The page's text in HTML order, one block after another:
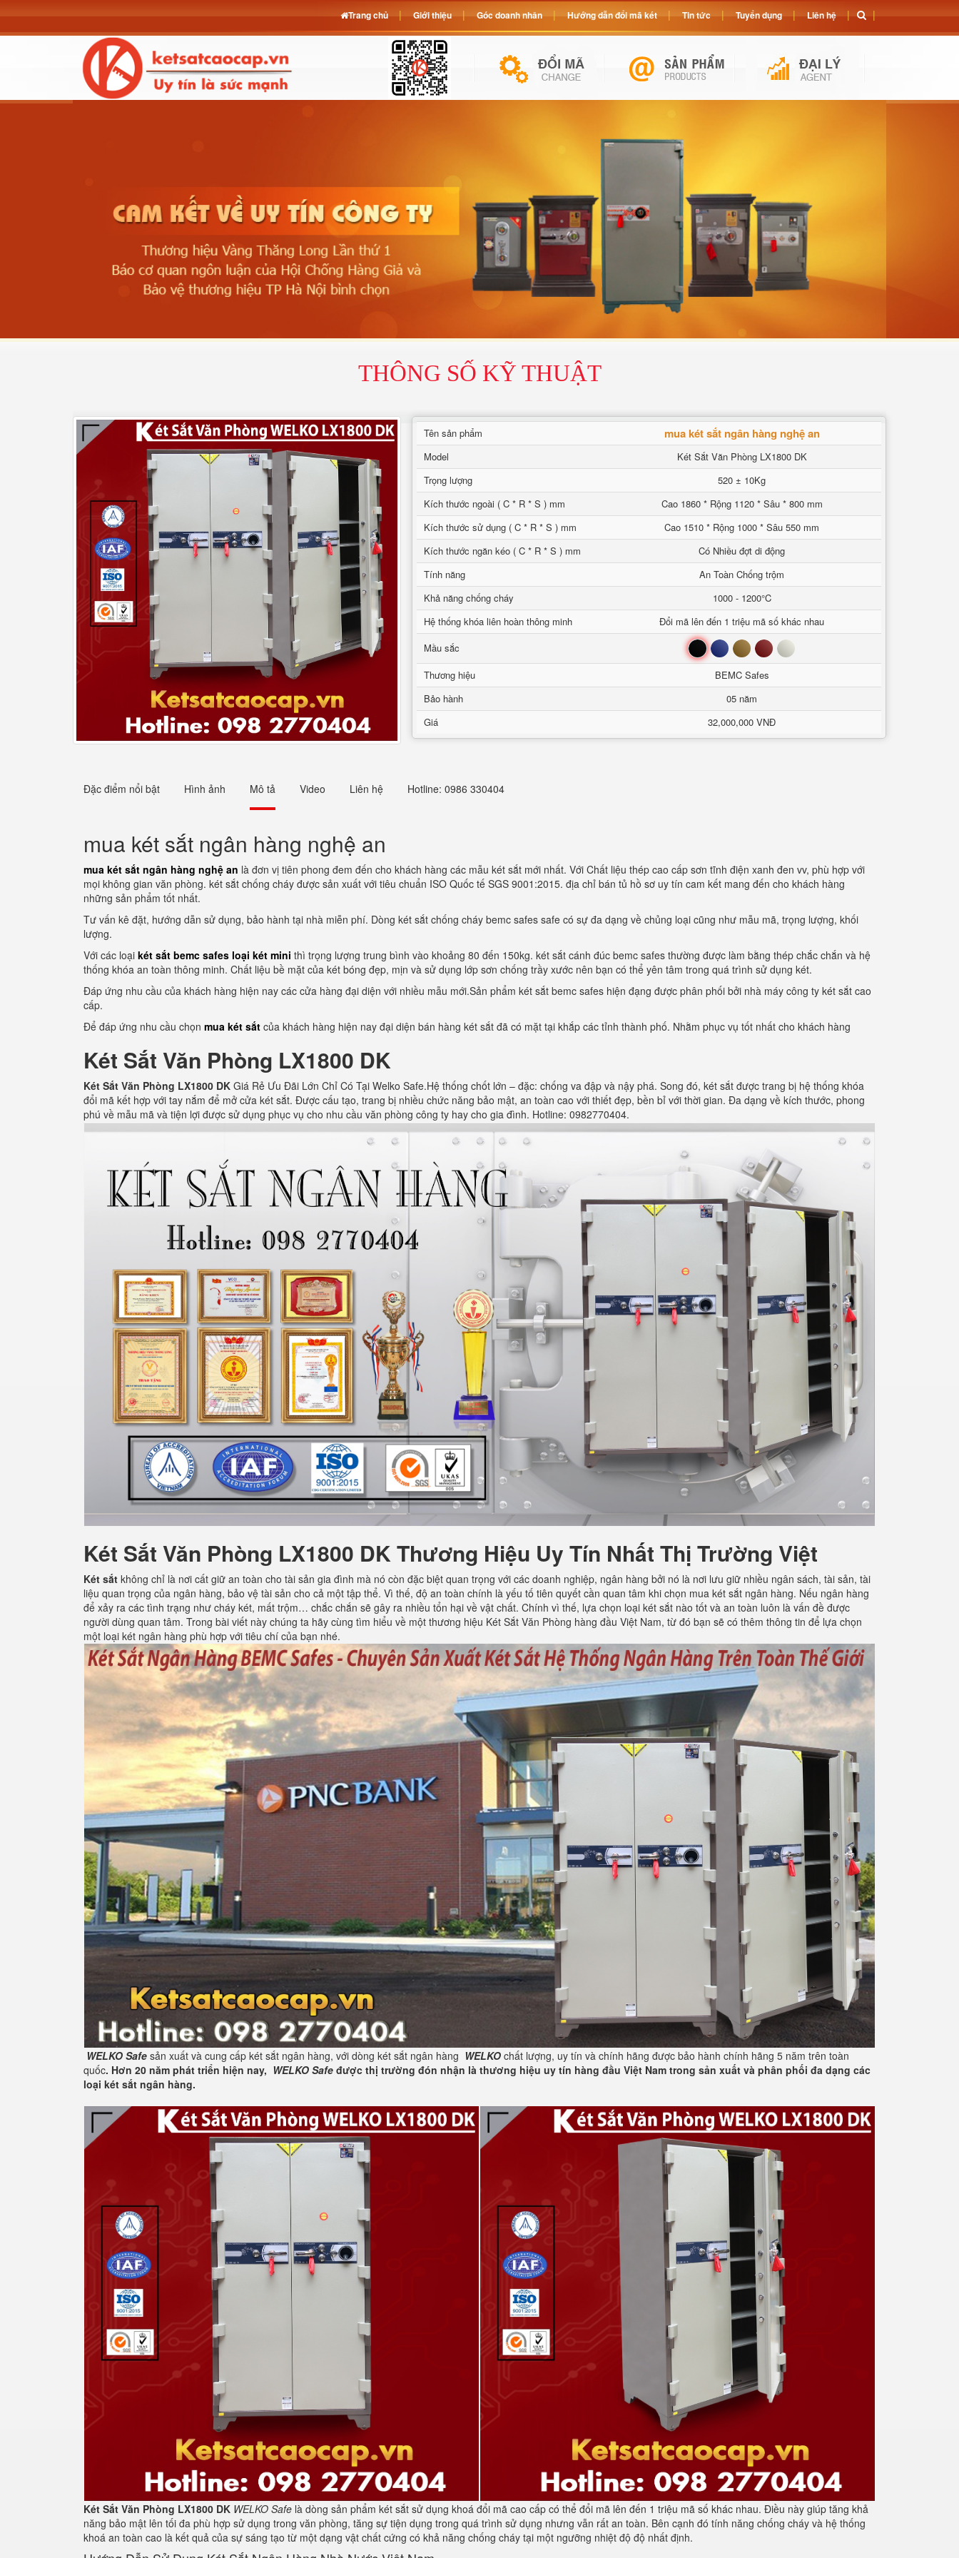
THÔNG SỐ KỸ THUẬT
Tên sản phẩm mua két sắt ngân hàng nghệ an
Model
Két Sắt Văn Phòng LX1800 DK
Trọng lượng
520 ± 10Kg
Kích thước ngoài ( C * R * S ) mm
Cao 1860 * Rộng 1120 * Sâu * 800 mm
Kích thước sử dụng ( C * R * S ) mm
Cao 1510 * Rộng 1000 * Sâu 550 mm
Kích thước ngăn kéo ( C * R * S ) mm
Có Nhiều đợt di động
Tính năng
An Toàn Chống trộm
Khả năng chống cháy
1000 - 1200°C
Hệ thống khóa liên hoàn thông minh
Đổi mã lên đến 1 triệu mã số khác nhau
Mầu sắc
Đen Xanh Nâu Đỏ Trắng
Thương hiệu
BEMC Safes
Bảo hành
05 năm
Giá
32,000,000 VNĐ
Đặc điểm nổi bật Hình ảnh Mô tả Video Liên hệ Hotline: 0986 330404
mua két sắt ngân hàng nghệ an
mua két sắt ngân hàng nghệ an là đơn vị tiên phong đem đến cho khách hàng các mẫu két sắt mới nhất. Với Chất liệu thép cao cấp sơn tĩnh điện xanh đen vv, phù hợp với
mọi không gian văn phòng. két sắt chống cháy được sản xuất với tiêu chuẩn ISO Quốc tế SGS 9001:2015. địa chỉ bán tủ hồ sơ uy tín cam kết mang đến cho khách hàng
những sản phẩm tốt nhất.
Tư vấn kê đặt, hướng dẫn sử dụng, bảo hành tại nhà miễn phí. Dòng két sắt chống cháy bemc safes safe có sự đa dạng về chủng loại cũng như mẫu mã, trọng lượng, khối
lượng.
Với các loại két sắt bemc safes loại két mini thì trọng lượng trung bình vào khoảng 80 đến 150kg. két sắt cánh đúc bemc safes thường được làm bằng thép chắc chắn và hệ
thống khóa an toàn thông minh. Chất liệu bề mặt của két bóng đẹp, mịn và sử dụng lớp sơn chống trầy xước nên bạn có thể yên tâm trong quá trình sử dụng két.
Đáp ứng nhu cầu của khách hàng hiện nay các cửa hàng đại diện với nhiều mẫu mới.Sản phẩm két sắt bemc safes hiện đạng được phân phối bởi nhà máy công ty két sắt cao
cấp.
Để đáp ứng nhu cầu chọn mua két sắt của khách hàng hiện nay đại diện bán hàng két sắt đã có mặt tại khắp các tỉnh thành phố. Nhằm phục vụ tốt nhất cho khách hàng
Két Sắt Văn Phòng LX1800 DK
Két Sắt Văn Phòng LX1800 DK Giá Rẻ Ưu Đãi Lớn Chỉ Có Tại Welko Safe.Hệ thống chốt lớn – đặc: chống va đập và nậy phá. Song đó, két sắt được trang bị hệ thống khóa
đổi mã kết hợp với tay nắm để mở cửa két sắt. Được cấu tạo, trang bị nhiều chức năng bảo mật, an toàn cao với thiết đẹp, bền bỉ với thời gian. Đa dạng về kích thước, phong
phú về mẫu mã và tiện lợi được sử dụng phục vụ cho nhu cầu văn phòng công ty hay cho gia đình. Hotline: 0982770404.
Két Sắt Văn Phòng LX1800 DKThương Hiệu Uy Tín Nhất Thị Trường Việt
Két sắt không chỉ là nơi cất giữ an toàn cho tài sản gia đình mà nó còn đặc biệt quan trọng với các doanh nghiệp, ngân hàng bởi nó là nơi lưu giữ nhiều ngân sách, tài sản, tài
liệu quan trọng của ngân hàng, bảo vệ tài sản cho cả một tập thể. Vì thế, độ an toàn chính là yếu tố tiên quyết cần quan tâm khi chọn mua két sắt ngân hàng. Nếu ngân hàng
để xảy ra các tình trạng như cháy két, mất trộm… chắc chắn sẽ gây ra nhiều tổn hại về vật chất. Chính vì thế, lựa chọn loại két sắt nào tốt và an toàn luôn là vấn đề được
người dùng quan tâm. Trong bài viết này chúng ta hãy cùng tìm hiểu về một thương hiệu Két Sắt Văn Phòng hàng đầu Việt Nam, từ đó bạn sẽ có thêm thông tin để lựa chọn
một loại két ngân hàng phù hợp với tiêu chí của bạn nhé.
WELKO Safe sản xuất và cung cấp két sắt ngân hàng, với dòng két sắt ngân hàng WELKO chất lượng, uy tín và chính hãng được bảo hành chính hãng 5 năm trên toàn
quốc. Hơn 20 năm phát triển hiện nay, WELKO Safe được thị trường đón nhận là thương hiệu uy tín hàng đầu Việt Nam trong sản xuất và phân phối đa dạng các
loại két sắt ngân hàng.
Két Sắt Văn Phòng LX1800 DK WELKO Safe là dòng sản phẩm két sắt sử dụng khoá đổi mã cao cấp có thể đổi mã lên đến 1 triệu mã số khác nhau. Điều này giúp tăng khả
năng bảo mật lên tối đa phù hợp sử dụng trong văn phòng, tăng sự tiện dụng trong quá trình sử dụng nhưng vẫn rất an toàn. Bên cạnh đó tính năng chống cháy và hệ thống
khoá an toàn cao là kết quả của sự sáng tạo từ một dạng vật chất cứng có khả năng chống cháy tại một ngưỡng nhiệt độ độ nhất định.
Trang chủ Giới thiệu Góc doanh nhân Hướng dẫn đổi mã két Tin tức Tuyển dụng Liên hệ